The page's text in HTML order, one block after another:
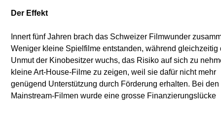
Der Effekt
Innert fünf Jahren brach das Schweizer Filmwunder
Weniger kleine Spielfilme entstanden, während gleichzeitig
Unmut der Kinobesitzer wuchs, das Risiko auf sich zu
kleine Art-House-Filme zu zeigen, weil sie dafür nicht mehr
genügend Unterstützung durch Förderung erhalten. Bei den
Mainstream-Filmen wurde eine grosse Finanzierungslücke
geschaffen, weil grosse Budgets nur mit
Koproduzenten zu finanzieren sind. Diese warten aber
unbedingt auf genuin schweizerische Themen, und so kommt
dass, salopp gesagt, deutsche Schauspieler Schweizer spielen
müssen. Und dazu dauert es noch länger, bis ein Film ins Kino